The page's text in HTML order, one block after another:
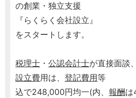
の創業・独立支援
『らくらく会社設立』
をスタートします。
税理士 ・ 公認会計士が直接面談
設立費用は、 登記費用等
込で248,000円均一(内、 報酬は